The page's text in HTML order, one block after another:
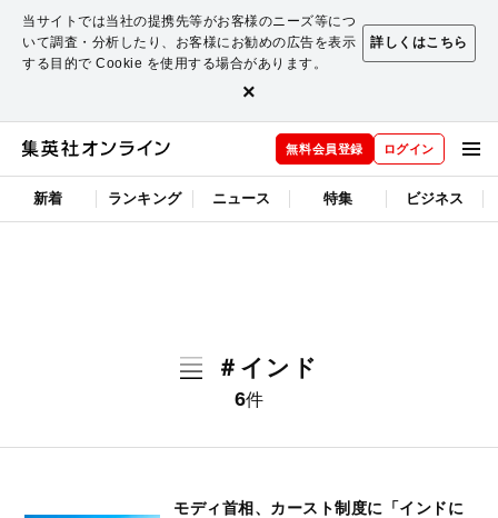
当サイトでは当社の提携先等がお客様のニーズ等につ
いて調査・分析したり、お客様にお勧めの広告を表示
する目的で Cookie を使用する場合があります。
詳しくはこちら
×
無料会員登録 ログイン
新着 ランキング ニュース 特集 ビジネス
＃インド
6件
モディ首相、カースト制度に「インドに